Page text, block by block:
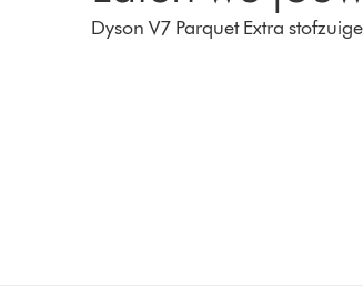
Dyson V7 Parquet Extra